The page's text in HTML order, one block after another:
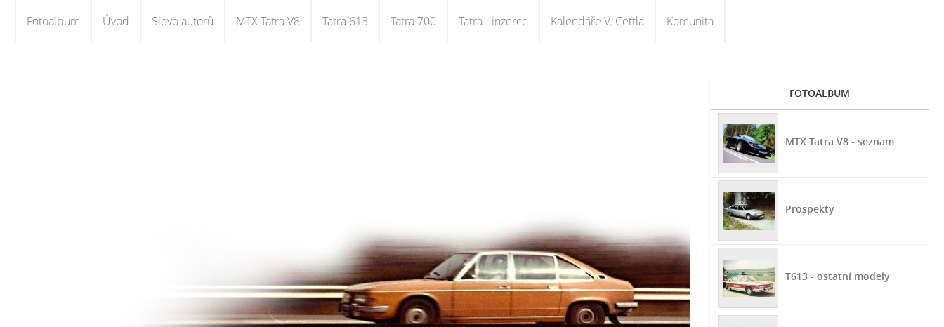
Fotoalbum Úvod Slovo autorů MTX Tatra V8 Tatra 613 Tatra 700 Tatra - inzerce Kalendáře V. Cettla Komunita
FOTOALBUM
MTX Tatra V8 - seznam
Prospekty
T613 - ostatní modely